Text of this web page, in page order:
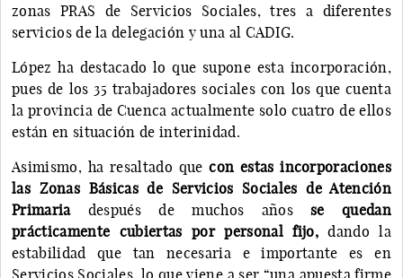
zonas PRAS de Servicios Sociales, tres a diferentes
servicios de la delegación y una al CADIG.
López ha destacado lo que supone esta incorporación,
pues de los 35 trabajadores sociales con los que cuenta
la provincia de Cuenca actualmente solo cuatro de ellos
están en situación de interinidad.
Asimismo, ha resaltado quecon estas incorporaciones
las Zonas Básicas de Servicios Sociales de Atención
Primariadespués de muchos años se quedan
prácticamente cubiertas por personal fijo,dando la
estabilidad que tan necesaria e importante es en
Servicios Sociales, lo que viene a ser “una apuesta firme